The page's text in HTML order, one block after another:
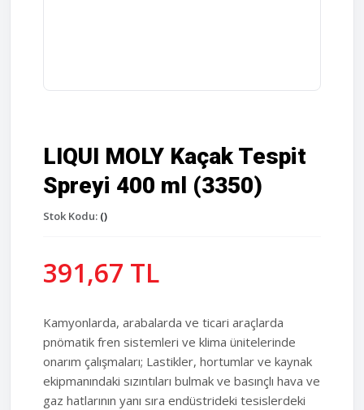
LIQUI MOLY Kaçak Tespit
Spreyi 400 ml (3350)
Stok Kodu: ()
391,67 TL
Kamyonlarda, arabalarda ve ticari araçlarda
pnömatik fren sistemleri ve klima ünitelerinde
onarım çalışmaları; Lastikler, hortumlar ve kaynak
ekipmanındaki sızıntıları bulmak ve basınçlı hava ve
gaz hatlarının yanı sıra endüstrideki tesislerdeki